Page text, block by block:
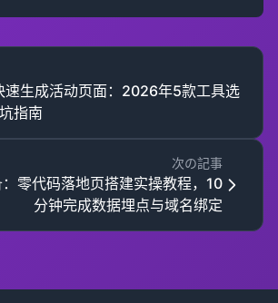
速生成活动页面：2026年5款工具选
指南
次の記事
零代码落地页搭建实操教程，10
分钟完成数据埋点与域名绑定